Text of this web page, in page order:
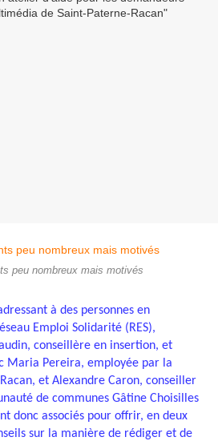
peu nombreux mais motivés
à des personnes en
Emploi Solidarité (RES),
conseillère en insertion, et
Maria Pereira, employée par la
et Alexandre Caron, conseiller
de communes Gâtine Choisilles
donc associés pour offrir, en deux
sur la manière de rédiger et de